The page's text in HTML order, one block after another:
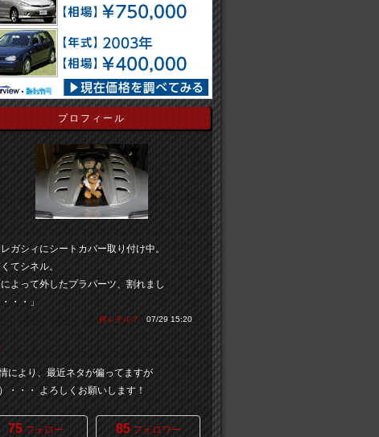
プロフィール
レガシィにシートカバー取り付け中。
てシネル。
よって外したプラパーツ、割れまし
・・」
何シテル？ 07/29 15:20
により、最近ネタが偏ってますが
）・・・ よろしくお願いします！
75フォロー 85フォロワー